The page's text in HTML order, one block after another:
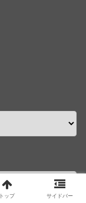
トップ サイドバー